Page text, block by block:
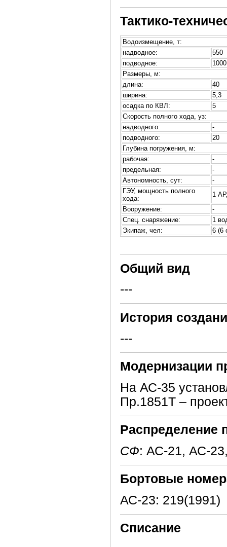
Тактико-
Водоизмещение, т:
надводное:
550
подводное:
1000
Размеры, м:
длина:
40
ширина:
5,3
осадка по КВЛ:
5
Скорость полного хода, уз:
надводного:
-
подводного:
20
Глубина погружения, м:
рабочая:
-
предельная:
-
Автономность, сут:
-
ГЭУ, мощность полного
хода:
1
Вооружение:
-
Спец. снаряжение:
1
Экипаж, чел:
6 (6
Общий вид
---
История
---
Модернизации
На АС-35
Пр.1851Т –
Распределение
СФ: АС-21, АС-
Бортовые
АС-23: 219(1991)
Списание